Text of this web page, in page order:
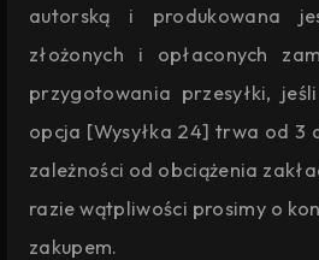
autorską i produkowana
złożonych i opłaconych
przygotowania przesyłki,
opcja [Wysyłka 24] trwa od 3
zależności od obciążenia
razie wątpliwości prosimy o
zakupem.